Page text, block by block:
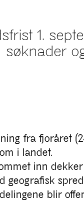
1.
søknader
fra fjoråret
i landet.
inn
geografisk
blir